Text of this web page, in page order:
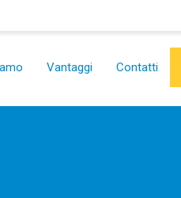
Vantaggi Contatti